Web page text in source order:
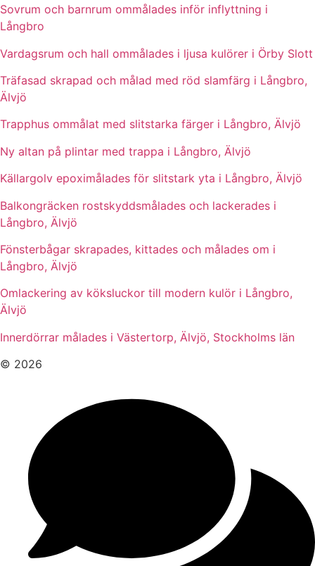
Sovrum och barnrum ommålades inför inflyttning i
Långbro
Vardagsrum och hall ommålades i ljusa kulörer i Örby Slott
Träfasad skrapad och målad med röd slamfärg i Långbro,
Älvjö
Trapphus ommålat med slitstarka färger i Långbro, Älvjö
Ny altan på plintar med trappa i Långbro, Älvjö
Källargolv epoximålades för slitstark yta i Långbro, Älvjö
Balkongräcken rostskyddsmålades och lackerades i
Långbro, Älvjö
Fönsterbågar skrapades, kittades och målades om i
Långbro, Älvjö
Omlackering av köksluckor till modern kulör i Långbro,
Älvjö
Innerdörrar målades i Västertorp, Älvjö, Stockholms län
© 2026